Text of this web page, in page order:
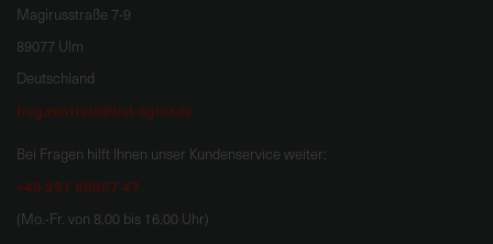
Magirusstraße 7-9
89077 Ulm
Deutschland
hug.zentrale@bat-agrar.de
Bei Fragen hilft Ihnen unser Kundenservice weiter:
+49 251 60957 47
(Mo.-Fr. von 8.00 bis 16.00 Uhr)